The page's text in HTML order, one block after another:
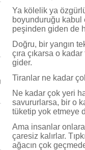
Ya kölelik ya
boyunduruğu
peşinden giden de
Doğru, bir yangın
çıra çıkarsa o
gider.
Tiranlar ne kadar
Ne kadar çok yeri
savururlarsa, bir o
tüketip yok etmeye
Ama insanlar
çaresiz kalırlar.
ağacın çok